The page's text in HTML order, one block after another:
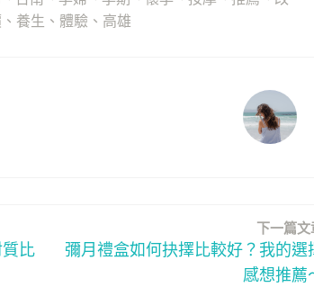
、 養生 、 體驗 、 高雄
比
下一篇文
彌月禮盒如何抉擇比較好？我的選
感想推薦